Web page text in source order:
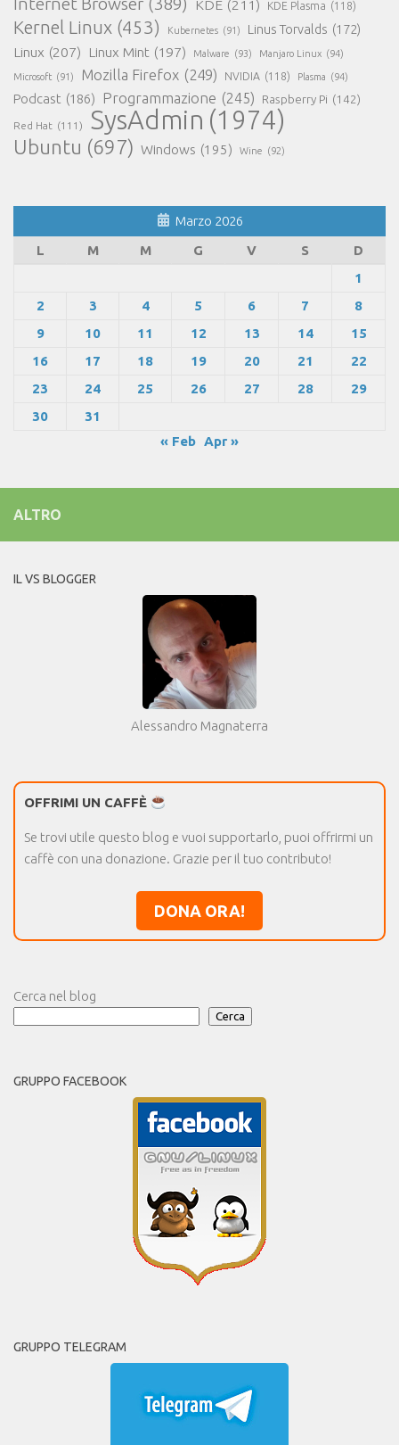
KDE (211) KDE Plasma (118)
Kernel Linux (453) Kubernetes (91) Linus Torvalds (172)
Linux (207) Linux Mint (197) Malware (93) Manjaro Linux (94)
Microsoft (91) Mozilla Firefox (249) NVIDIA (118) Plasma (94)
Podcast (186) Programmazione (245) Raspberry Pi (142)
Red Hat (111) SysAdmin (1974)
Ubuntu (697) Windows (195) Wine (92)
Marzo 2026
L
M M G V S
D
1
2
3 4 5 6 7
8
9
10 11 12 13 14
15
16
17 18 19 20 21
22
23
24 25 26 27 28
29
30
31
« Feb Apr »
ALTRO
IL VS BLOGGER
Alessandro Magnaterra
OFFRIMI UN CAFFÈ
Se trovi utile questo blog e vuoi supportarlo, puoi offrirmi un
caffè con una donazione. Grazie per il tuo contributo!
DONA ORA!
Cerca nel blog
Cerca
GRUPPO FACEBOOK
GRUPPO TELEGRAM